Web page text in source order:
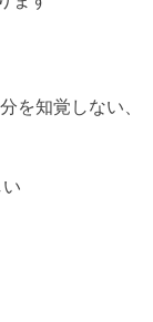
を知覚しない、